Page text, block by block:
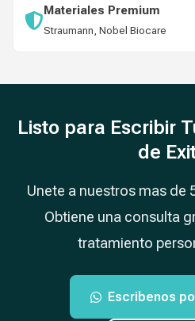
Materiales Premium
Straumann, Nobel Biocare
Listo para Escribir
de
Unete a nuestros mas de
Obtiene una consulta
tratamiento
Escribenos